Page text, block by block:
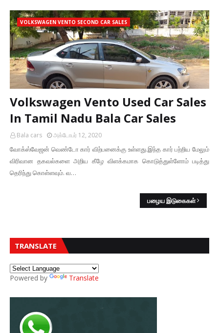
VOLKSWAGEN VENTO SECOND CAR SALES
Volkswagen Vento Used Car Sales
In Tamil Nadu Bala Car Sales
Bala cars அக்டோபர் 12, 2020
வோக்ஸ்வேஜன் வெண்டோ கார் விற்பனைக்கு உள்ளது.இந்த கார் பற்றிய மேலும்
விரிவான தகவல்களை அறிய கீழே விளக்கமாக கொடுத்துள்ளோம் படித்து
தெரிந்து கொள்ளவும். வ…
பழைய இடுகைகள்
TRANSLATE
Powered by Translate